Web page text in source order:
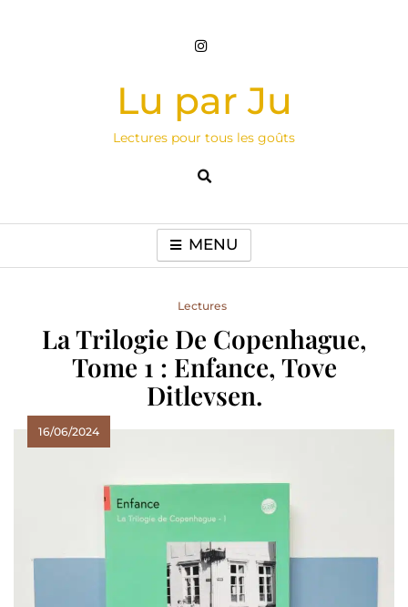
Lu par Ju
Lectures pour tous les goûts
MENU
Lectures
La Trilogie De Copenhague,
Tome 1 : Enfance, Tove
Ditlevsen.
16/06/2024